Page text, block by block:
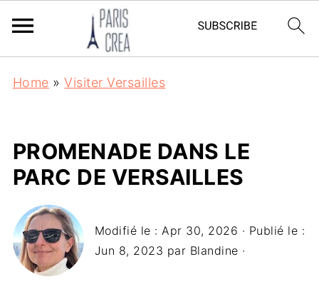
Home »Visiter Versailles
PROMENADE DANS LE
PARC DE VERSAILLES
Modifié le :Apr 30, 2026 · Publié le :
Jun 8, 2023 par Blandine ·